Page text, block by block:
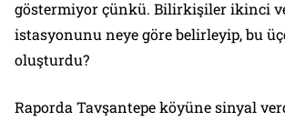
göstermiyor çünkü. Bilirkişiler ikinci
istasyonunu neye göre belirleyip, bu
oluşturdu?
Raporda Tavşantepe köyüne sinyal